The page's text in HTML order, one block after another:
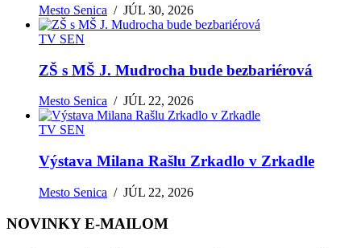
Mesto Senica /JÚL 30, 2026
TV SEN
ZŠ s MŠ J. Mudrocha bude bezbariérová
Mesto Senica /JÚL 22, 2026
TV SEN
Výstava Milana Rašlu Zrkadlo v Zrkadle
Mesto Senica /JÚL 22, 2026
NOVINKY E-MAILOM